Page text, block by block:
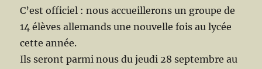
C’est officiel : nous accueillerons un groupe de
14 élèves allemands une nouvelle fois au lycée
cette année.
Ils seront parmi nous du jeudi 28 septembre au